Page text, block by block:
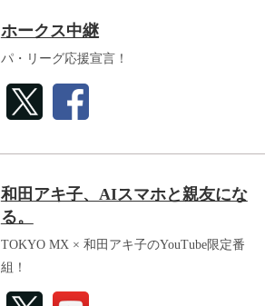
ホークス中継
パ・リーグ応援宣言！
和田アキ子、AIスマホと親友にな
る。
TOKYO MX × 和田アキ子のYouTube限定番
組！